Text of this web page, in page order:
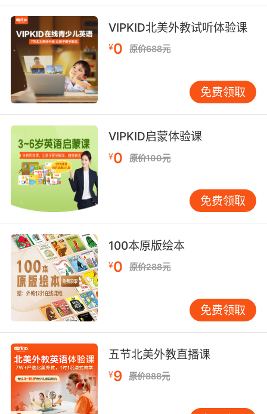
有人说过 我雪花石膏般的皮肤简直让人无法抗拒
不去触摸
6. No, what I want back I can't get my
innocence, my pride, and my unblemished
alabaster skin.
我想要的已经一去不返了 我的天真骄傲 还有我洁
白无暇的光滑肌肤
7. Windows of thin sliced alabaster bathe the
interior in a soft light.
薄薄的雪花石膏窗透进柔和的光线
VIPKID北美外教试听体验课
¥0 原价688元
免费领取
VIPKID启蒙体验课
¥0 原价100元
免费领取
100本原版绘本
¥0 原价288元
免费领取
五节北美外教直播课
¥9 原价888元